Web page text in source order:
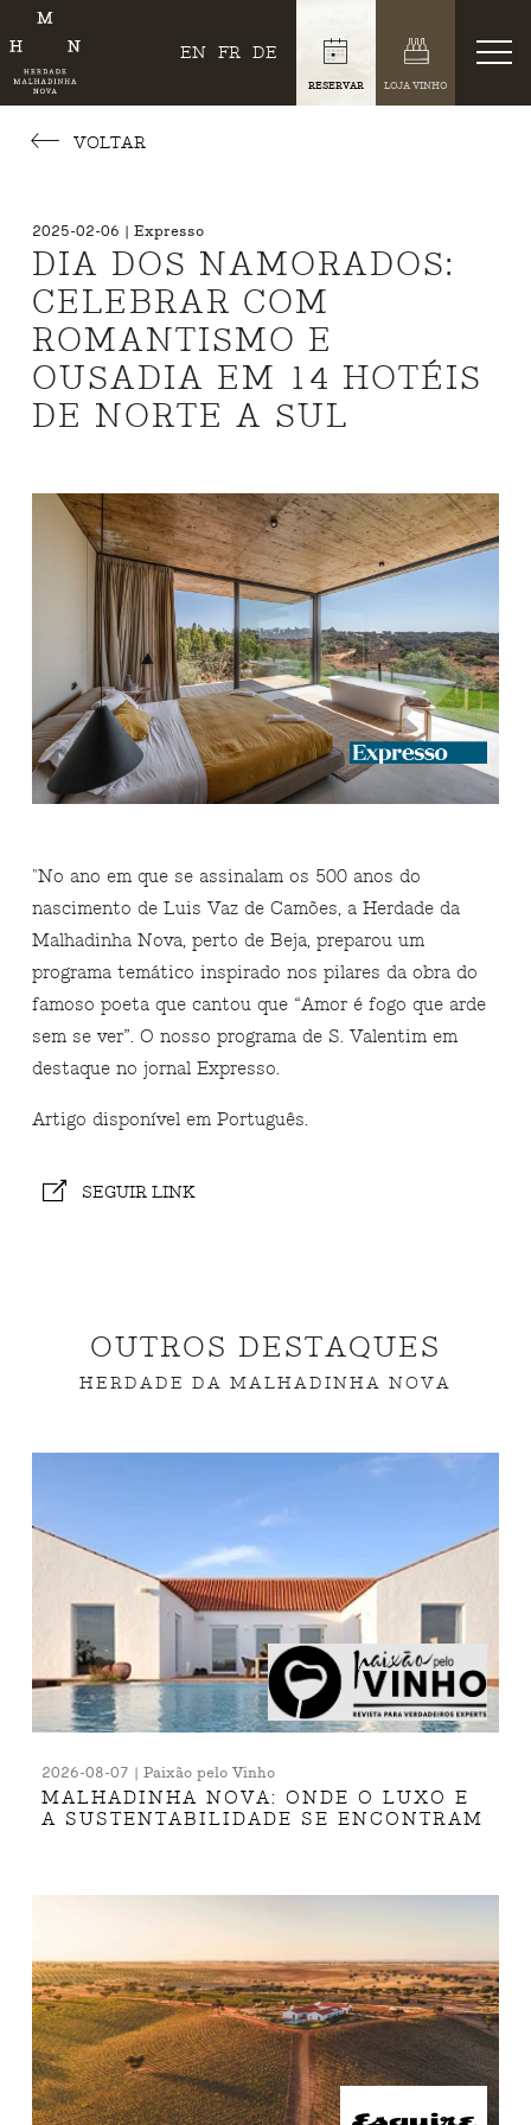
EN FR DE
RESERVAR LOJA VINHO
VOLTAR
2025-02-06 | Expresso
DIA DOS NAMORADOS:
CELEBRAR COM
ROMANTISMO E
OUSADIA EM 14 HOTÉIS
DE NORTE A SUL
"No ano em que se assinalam os 500 anos do
nascimento de Luis Vaz de Camões, a Herdade da
Malhadinha Nova, perto de Beja, preparou um
programa temático inspirado nos pilares da obra do
famoso poeta que cantou que “Amor é fogo que arde
sem se ver”. O nosso programa de S. Valentim em
destaque no jornal Expresso.
Artigo disponível em Português.
SEGUIR LINK
OUTROS DESTAQUES
HERDADE DA MALHADINHA NOVA
2026-08-07 | Paixão pelo Vinho
MALHADINHA NOVA: ONDE O LUXO E
A SUSTENTABILIDADE SE ENCONTRAM